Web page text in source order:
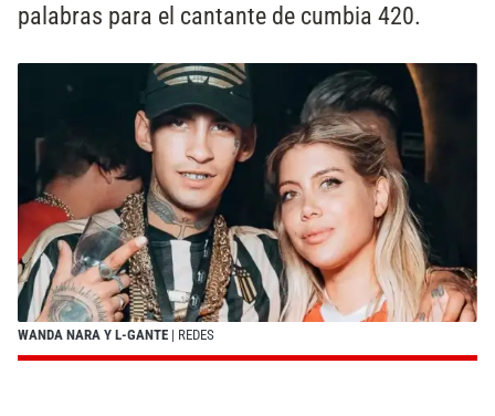
palabras para el cantante de cumbia 420.
WANDA NARA Y L-GANTE | REDES